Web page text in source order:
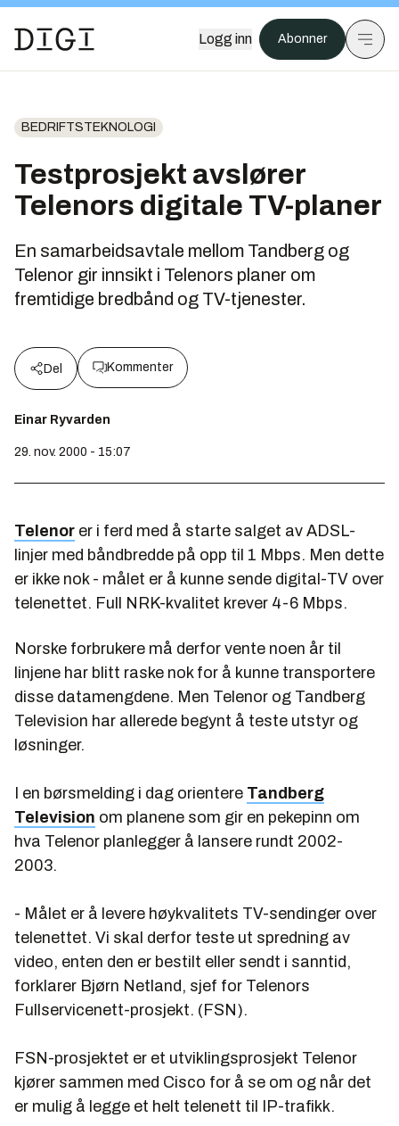
Logg inn Abonner
BEDRIFTSTEKNOLOGI
Testprosjekt avslører
Telenors digitale TV-planer
En samarbeidsavtale mellom Tandberg og
Telenor gir innsikt i Telenors planer om
fremtidige bredbånd og TV-tjenester.
Del Kommenter
Einar Ryvarden
29. nov. 2000 - 15:07
Telenor er i ferd med å starte salget av ADSL-
linjer med båndbredde på opp til 1 Mbps. Men dette
er ikke nok - målet er å kunne sende digital-TV over
telenettet. Full NRK-kvalitet krever 4-6 Mbps.
Norske forbrukere må derfor vente noen år til
linjene har blitt raske nok for å kunne transportere
disse datamengdene. Men Telenor og Tandberg
Television har allerede begynt å teste utstyr og
løsninger.
I en børsmelding i dag orientere Tandberg
Television om planene som gir en pekepinn om
hva Telenor planlegger å lansere rundt 2002-
2003.
- Målet er å levere høykvalitets TV-sendinger over
telenettet. Vi skal derfor teste ut spredning av
video, enten den er bestilt eller sendt i sanntid,
forklarer Bjørn Netland, sjef for Telenors
Fullservicenett-prosjekt. (FSN).
FSN-prosjektet er et utviklingsprosjekt Telenor
kjører sammen med Cisco for å se om og når det
er mulig å legge et helt telenett til IP-trafikk.